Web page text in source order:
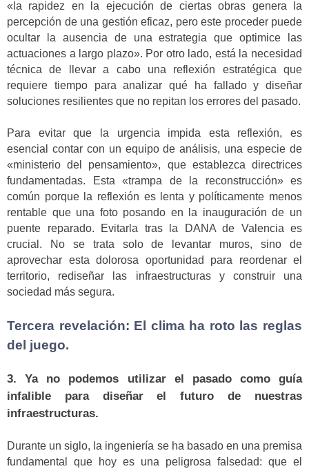
«la rapidez en la ejecución de ciertas obras genera la
percepción de una gestión eficaz, pero este proceder puede
ocultar la ausencia de una estrategia que optimice las
actuaciones a largo plazo». Por otro lado, está la necesidad
técnica de llevar a cabo una reflexión estratégica que
requiere tiempo para analizar qué ha fallado y diseñar
soluciones resilientes que no repitan los errores del pasado.
Para evitar que la urgencia impida esta reflexión, es
esencial contar con un equipo de análisis, una especie de
«ministerio del pensamiento», que establezca directrices
fundamentadas. Esta «trampa de la reconstrucción» es
común porque la reflexión es lenta y políticamente menos
rentable que una foto posando en la inauguración de un
puente reparado. Evitarla tras la DANA de Valencia es
crucial. No se trata solo de levantar muros, sino de
aprovechar esta dolorosa oportunidad para reordenar el
territorio, rediseñar las infraestructuras y construir una
sociedad más segura.
Tercera revelación: El clima ha roto las reglas
del juego.
3. Ya no podemos utilizar el pasado como guía
infalible para diseñar el futuro de nuestras
infraestructuras.
Durante un siglo, la ingeniería se ha basado en una premisa
fundamental que hoy es una peligrosa falsedad: que el